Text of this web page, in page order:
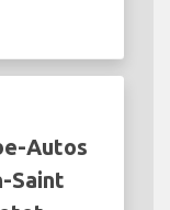
Autos
Saint